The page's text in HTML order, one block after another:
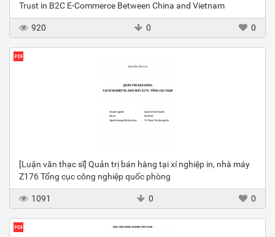
Trust in B2C E-Commerce Between China and Vietnam
920 0 0
[Luận văn thạc sĩ] Quản trị bán hàng tại xí nghiệp in, nhà máy
Z176 Tổng cục công nghiệp quốc phòng
1091 0 0